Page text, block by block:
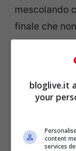
mescolando
finale che
Da qui si
invernale
bloglive.it
your
content
services